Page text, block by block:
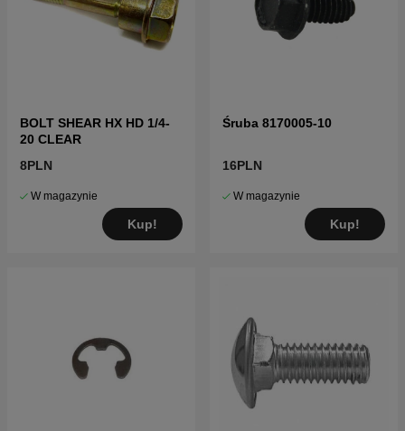
BOLT SHEAR HX HD 1/4-
20 CLEAR
8PLN
W magazynie
Kup!
Śruba 8170005-10
16PLN
W magazynie
Kup!